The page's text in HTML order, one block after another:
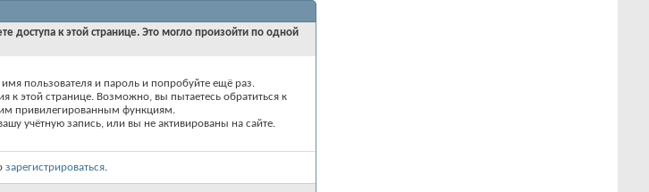
доступа к этой странице. Это могло произойти по одной
пользователя и пароль и попробуйте ещё раз.
к этой странице. Возможно, вы пытаетесь обратиться к
привилегированным функциям.
учётную запись, или вы не активированы на сайте.
зарегистрироваться.